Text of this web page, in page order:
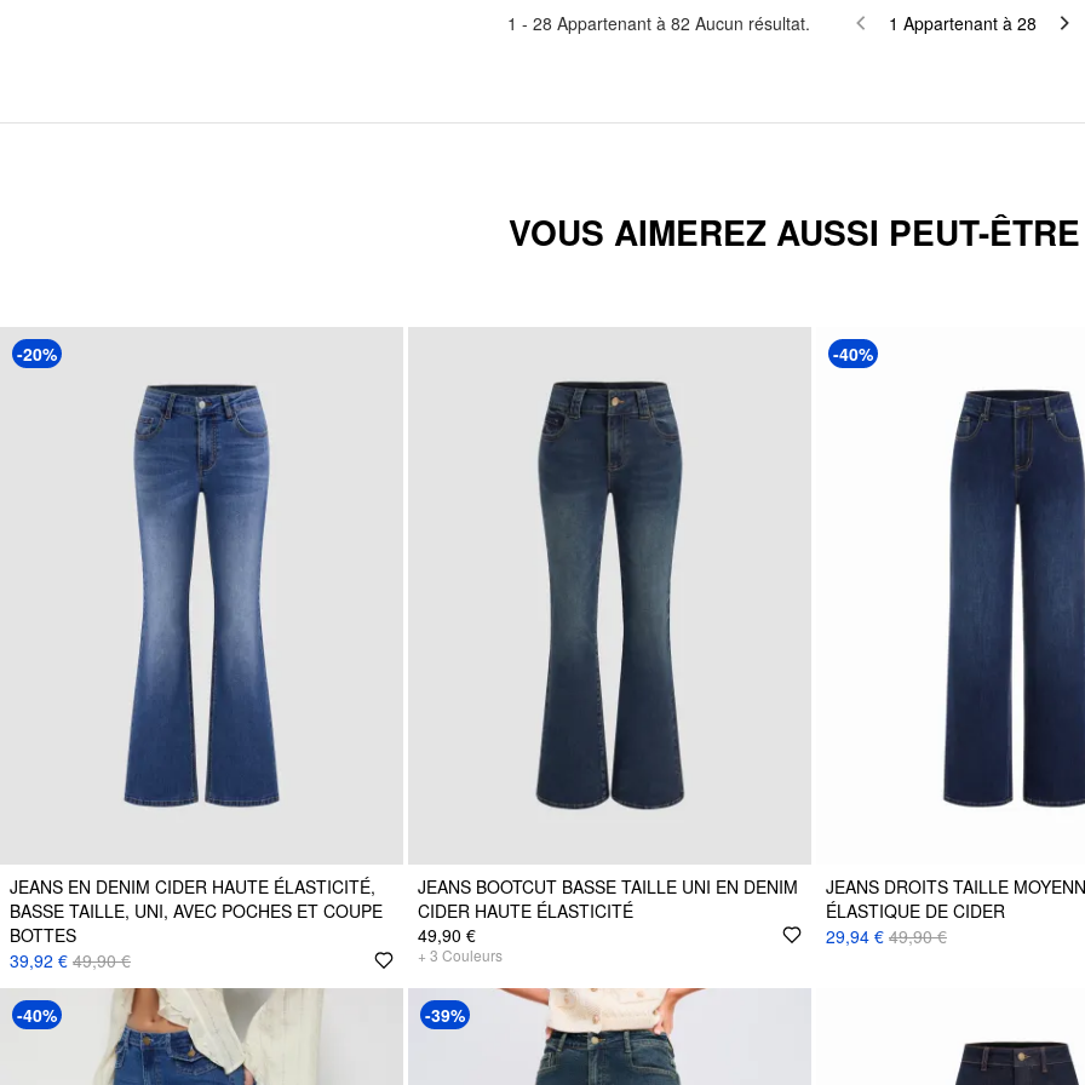
1 - 28 Appartenant à 82 Aucun résultat. 1 Appartenant à 28
VOUS AIMEREZ AUSSI PEUT-
-20%
JEANS EN DENIM CIDER HAUTE ÉLASTICITÉ,
BASSE TAILLE, UNI, AVEC POCHES ET COUPE
BOTTES
39,92 € 49,90 €
JEANS BOOTCUT BASSE TAILLE UNI EN DENIM
CIDER HAUTE ÉLASTICITÉ
49,90 €
+ 3 Couleurs
-40%
JEANS DROITS TAILLE
ÉLASTIQUE DE CIDER
29,94 € 49,90 €
-40% -39%